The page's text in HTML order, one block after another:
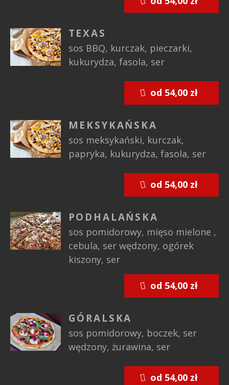
TEXAS
sos BBQ, kurczak, pieczarki,
kukurydza, fasola, ser
MEKSYKAŃSKA
sos meksykański, kurczak,
papryka, kukurydza, fasola, ser
PODHALAŃSKA
sos pomidorowy, mięso mielone ,
cebula, ser wędzony, ogórek
kiszony, ser
GÓRALSKA
sos pomidorowy, boczek, ser
wędzony, żurawina, ser